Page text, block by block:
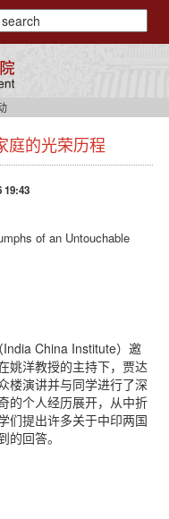
庭的光荣历程
19:43
of an Untouchable
China Institute）邀
姚洋教授的主持下，贾达
楼演讲并与同学进行了深
的个人经历展开，从中折
们提出许多关于中印两国
回答。